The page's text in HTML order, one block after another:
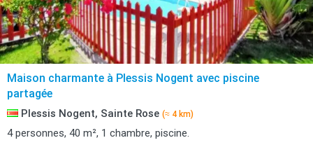
Maison charmante à Plessis Nogent avec piscine
partagée
Plessis Nogent, Sainte Rose (≈ 4 km)
4 personnes, 40 m², 1 chambre, piscine.